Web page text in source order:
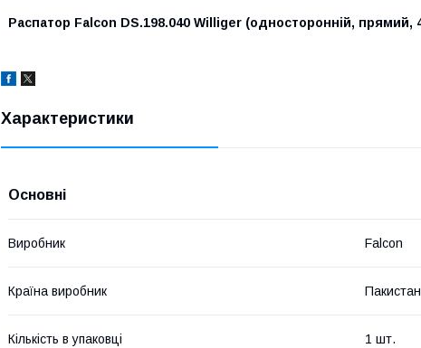
Распатор Falcon DS.198.040 Williger (односторонній,
Характеристики
Основні
Виробник Falcon
Країна виробник Пакистан
Кількість в упаковці 1 шт.